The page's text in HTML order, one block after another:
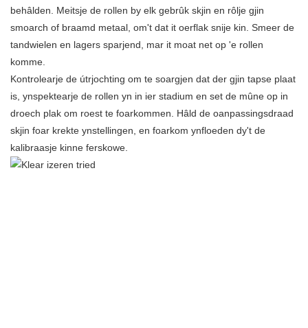
behâlden. Meitsje de rollen by elk gebrûk skjin en rôlje gjin
smoarch of braamd metaal, om't dat it oerflak snije kin. Smeer de
tandwielen en lagers sparjend, mar it moat net op 'e rollen
komme.
Kontrolearje de útrjochting om te soargjen dat der gjin tapse plaat
is, ynspektearje de rollen yn in ier stadium en set de mûne op in
droech plak om roest te foarkommen. Hâld de oanpassingsdraad
skjin foar krekte ynstellingen, en foarkom ynfloeden dy't de
kalibraasje kinne ferskowe.